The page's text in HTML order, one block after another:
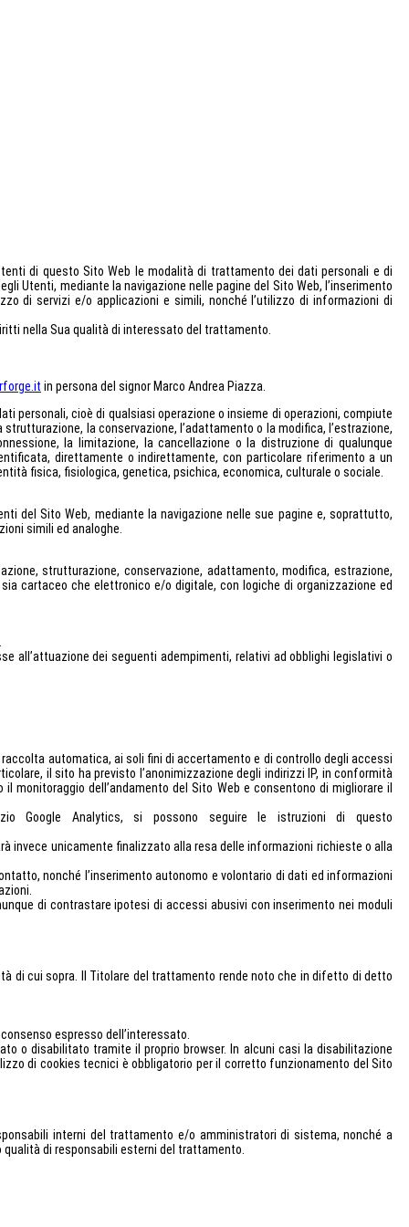
di questo Sito Web le modalità di trattamento dei dati personali e di
Utenti, mediante la navigazione nelle pagine del Sito Web, l’inserimento
di servizi e/o applicazioni e simili, nonché l’utilizzo di informazioni di
nella Sua qualità di interessato del trattamento.
in persona del signor Marco Andrea Piazza.
personali, cioè di qualsiasi operazione o insieme di operazioni, compiute
la conservazione, l’adattamento o la modifica, l’estrazione,
la limitazione, la cancellazione o la distruzione di qualunque
direttamente o indirettamente, con particolare riferimento a un
fisica, fisiologica, genetica, psichica, economica, culturale o sociale.
del Sito Web, mediante la navigazione nelle sue pagine e, soprattutto,
simili ed analoghe.
strutturazione, conservazione, adattamento, modifica, estrazione,
cartaceo che elettronico e/o digitale, con logiche di organizzazione ed
all’attuazione dei seguenti adempimenti, relativi ad obblighi legislativi o
automatica, ai soli fini di accertamento e di controllo degli accessi
il sito ha previsto l’anonimizzazione degli indirizzi IP, in conformità
dell’andamento del Sito Web e consentono di migliorare il
Google Analytics, si possono seguire le istruzioni di questo
invece unicamente finalizzato alla resa delle informazioni richieste o alla
nonché l’inserimento autonomo e volontario di dati ed informazioni
di contrastare ipotesi di accessi abusivi con inserimento nei moduli
di cui sopra. Il Titolare del trattamento rende noto che in difetto di detto
espresso dell’interessato.
o disabilitato tramite il proprio browser. In alcuni casi la disabilitazione
di cookies tecnici è obbligatorio per il corretto funzionamento del Sito
interni del trattamento e/o amministratori di sistema, nonché a
di responsabili esterni del trattamento.